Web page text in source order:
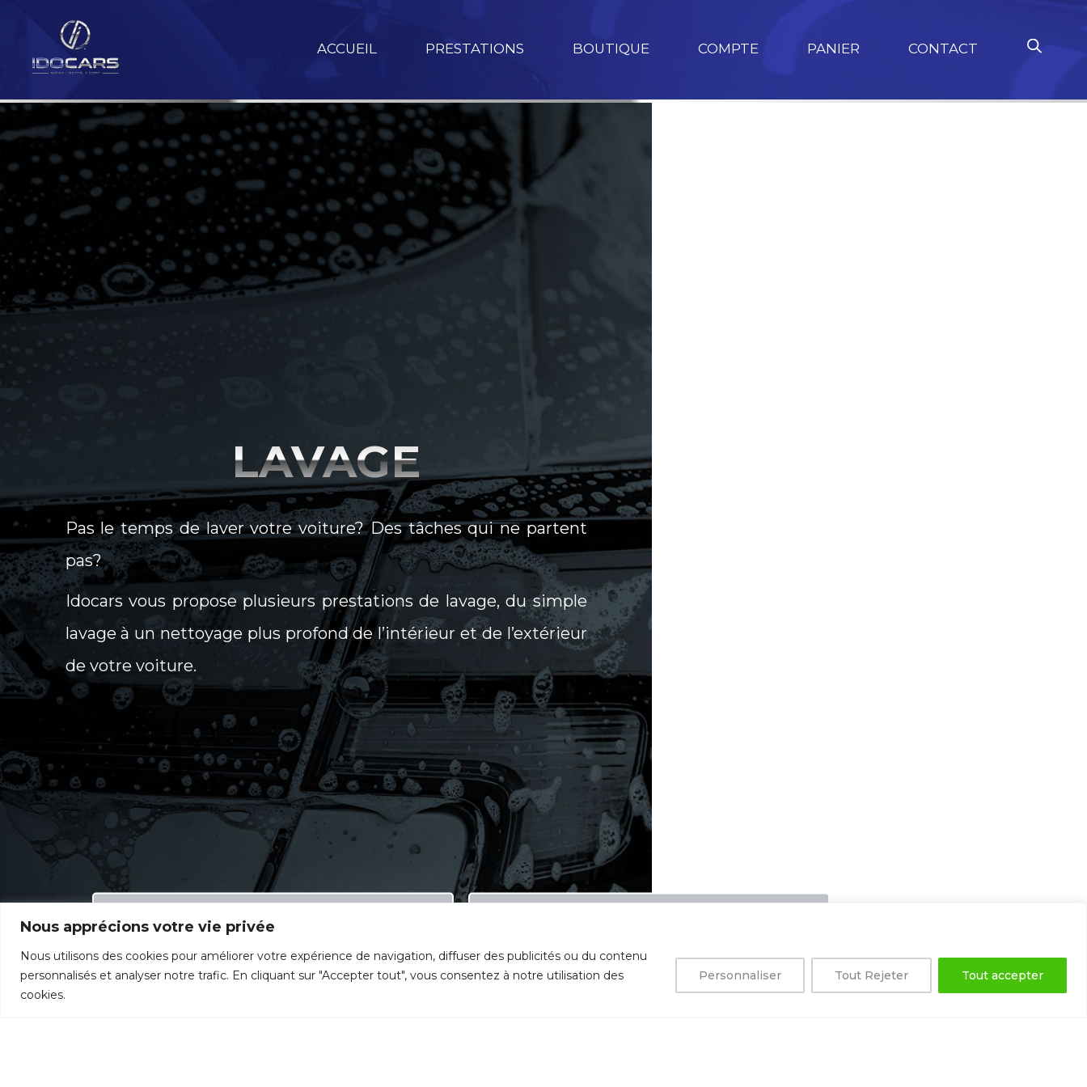
Nous apprécions votre vie privée
Nous utilisons des cookies pour améliorer votre expérience de navigation, diffuser des publicités ou du contenu
personnalisés et analyser notre trafic. En cliquant sur "Accepter tout", vous consentez à notre utilisation des
cookies.
Personnaliser Tout Rejeter Tout accepter
ACCUEIL PRESTATIONS BOUTIQUE COMPTE PANIER CONTACT
LAVAGE
Pas le temps de laver votre voiture? Des tâches qui ne partent
pas?
Idocars vous propose plusieurs prestations de lavage, du simple
lavage à un nettoyage plus profond de l’intérieur et de l’extérieur
de votre voiture.
NOUS CONTACTER